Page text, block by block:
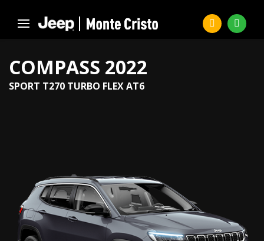
COMPASS 2022
SPORT T270 TURBO FLEX AT6